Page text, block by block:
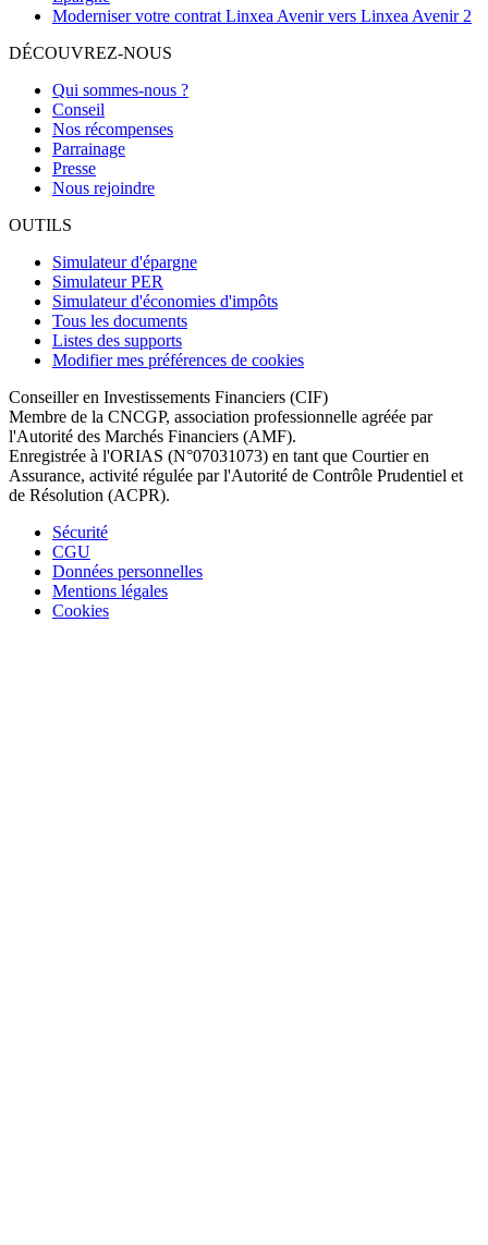
Moderniser votre contrat Linxea Avenir vers Linxea Avenir 2
DÉCOUVREZ-NOUS
Qui sommes-nous ?
Conseil
Nos récompenses
Parrainage
Presse
Nous rejoindre
OUTILS
Simulateur d'épargne
Simulateur PER
Simulateur d'économies d'impôts
Tous les documents
Listes des supports
Modifier mes préférences de cookies
Conseiller en Investissements Financiers (CIF)
Membre de la CNCGP, association professionnelle agréée par
l'Autorité des Marchés Financiers (AMF).
Enregistrée à l'ORIAS (N°07031073) en tant que Courtier en
Assurance, activité régulée par l'Autorité de Contrôle Prudentiel et
de Résolution (ACPR).
Sécurité
CGU
Données personnelles
Mentions légales
Cookies